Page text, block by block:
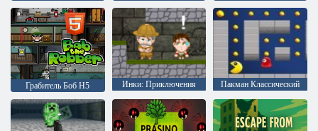
Грабитель Боб H5 Инки: Приключения Пакман Классический